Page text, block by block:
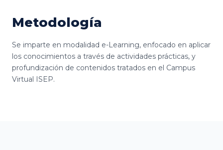
Metodología
Se imparte en modalidad e-Learning, enfocado en aplicar
los conocimientos a través de actividades prácticas, y
profundización de contenidos tratados en el Campus
Virtual ISEP.